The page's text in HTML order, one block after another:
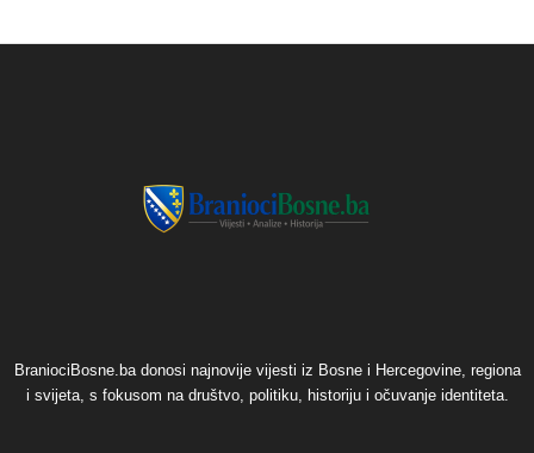
BraniociBosne.ba donosi najnovije vijesti iz Bosne i Hercegovine, regiona
i svijeta, s fokusom na društvo, politiku, historiju i očuvanje identiteta.